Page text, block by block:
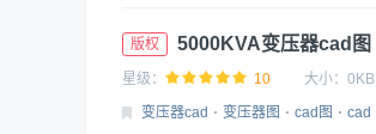
版权 5000KVA变压器cad图
星级： 10 大小： 0KB
变压器cad
变压器图 cad图 cad